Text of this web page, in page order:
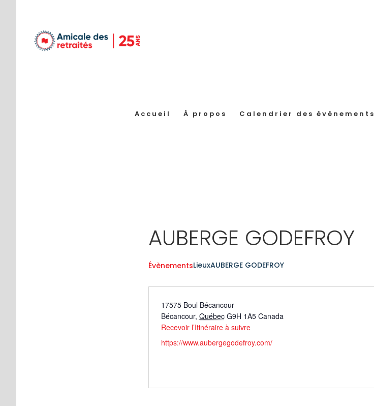
contenu
Accueil À propos Calendrier des événements
AUBERGE GODEFROY
ÉvènementsLieuxAUBERGE GODEFROY
17575 Boul Bécancour
Bécancour, Québec G9H 1A5 Canada
Recevoir l’Itinéraire à suivre
https://www.aubergegodefroy.com/